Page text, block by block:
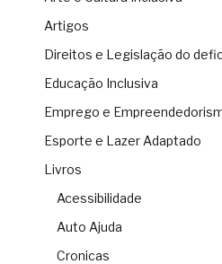
Artigos
Direitos e Legislação do
Educação Inclusiva
Emprego e
Esporte e Lazer Adaptado
Livros
Acessibilidade
Auto Ajuda
Cronicas